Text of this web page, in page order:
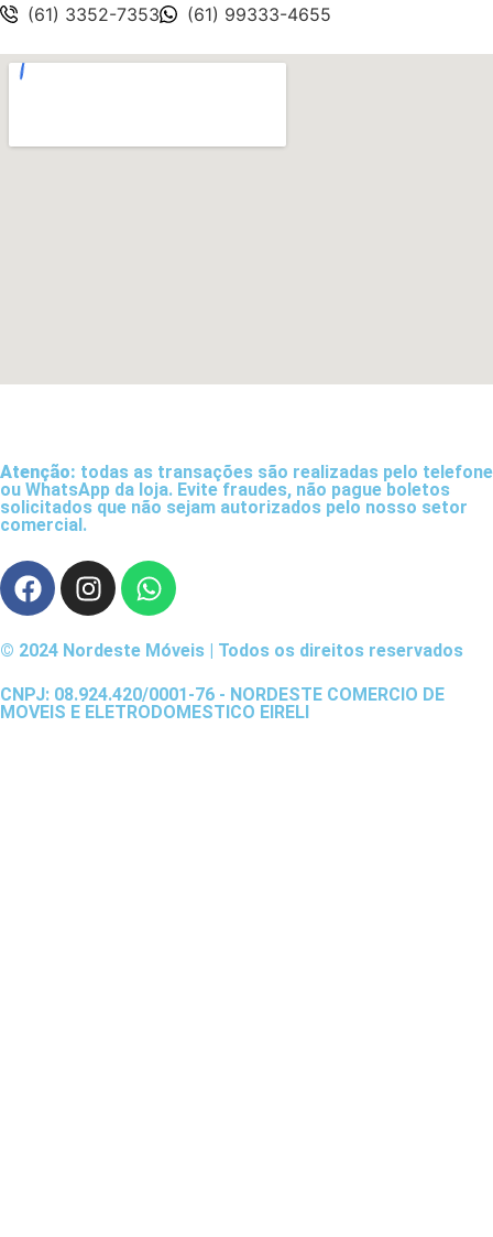
(61) 3352-7353
(61) 99333-4655
Atenção: todas as transações são realizadas pelo telefone
ou WhatsApp da loja. Evite fraudes, não pague boletos
solicitados que não sejam autorizados pelo nosso setor
comercial.
© 2024 Nordeste Móveis | Todos os direitos reservados
CNPJ: 08.924.420/0001-76 - NORDESTE COMERCIO DE
MOVEIS E ELETRODOMESTICO EIRELI